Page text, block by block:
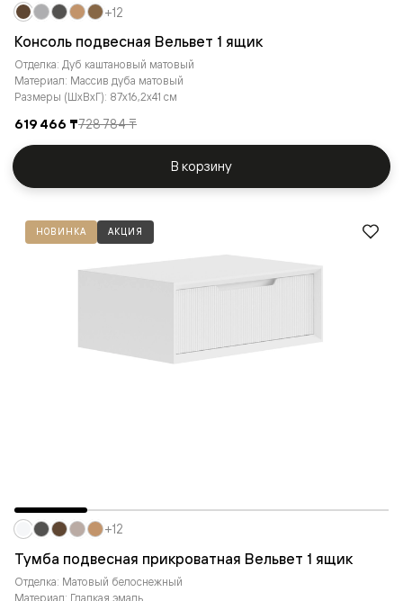
Консоль подвесная Вельвет 1 ящик
Отделка: Дуб каштановый матовый
Материал: Массив дуба матовый
Размеры (ШxВxГ): 87x16,2x41 см
619 466 ₸728 784 ₸
+12
В корзину
НОВИНКА АКЦИЯ
Тумба подвесная прикроватная Вельвет 1 ящик
Отделка: Матовый белоснежный
Материал: Гладкая эмаль
+12